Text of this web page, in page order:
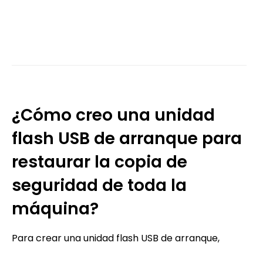
¿Cómo creo una unidad
flash USB de arranque para
restaurar la copia de
seguridad de toda la
máquina?
Para crear una unidad flash USB de arranque,